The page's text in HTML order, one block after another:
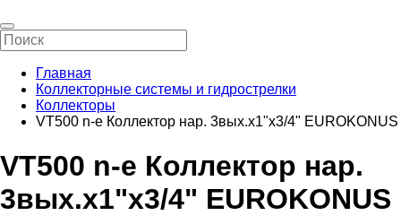
Главная
Коллекторные системы и гидрострелки
Коллекторы
VT500 n-e Коллектор нар. 3вых.х1"х3/4" EUROKONUS
VT500 n-e Коллектор нар.
3вых.х1"х3/4" EUROKONUS